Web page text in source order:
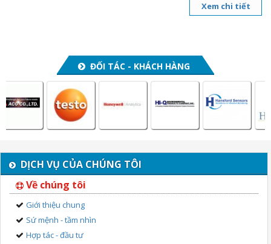
Xem chi tiết
ĐỐI TÁC - KHÁCH HÀNG
DỊCH VỤ CỦA CHÚNG TÔI
Về chúng tôi
Giới thiệu chung
Sứ mệnh - tầm nhìn
Hợp tác - đầu tư